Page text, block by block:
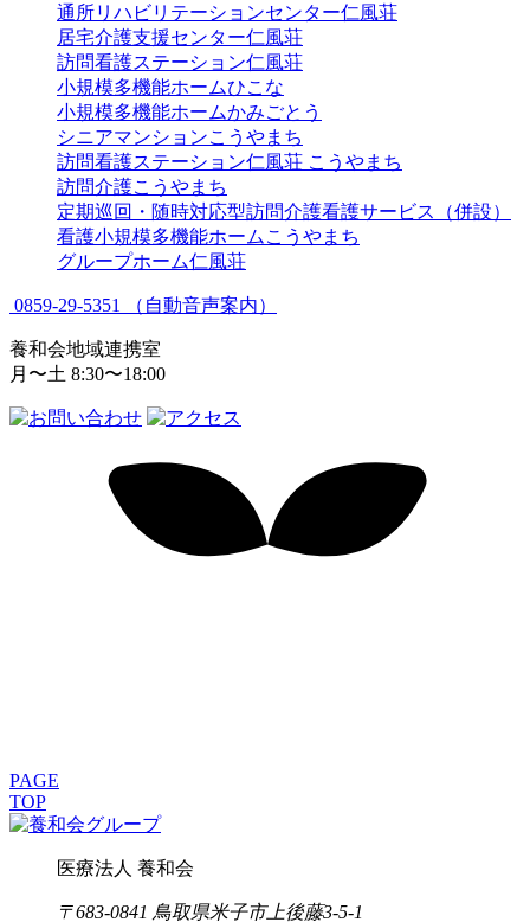
通所リハビリテーションセンター仁風荘
居宅介護支援センター仁風荘
訪問看護ステーション仁風荘
小規模多機能ホームひこな
小規模多機能ホームかみごとう
シニアマンションこうやまち
訪問看護ステーション仁風荘 こうやまち
訪問介護こうやまち
定期巡回・随時対応型訪問介護看護サービス（併設）
看護小規模多機能ホームこうやまち
グループホーム仁風荘
0859-29-5351 （自動音声案内）
養和会地域連携室
月〜土 8:30〜18:00
PAGE
TOP
医療法人 養和会
〒683-0841 鳥取県米子市上後藤3-5-1